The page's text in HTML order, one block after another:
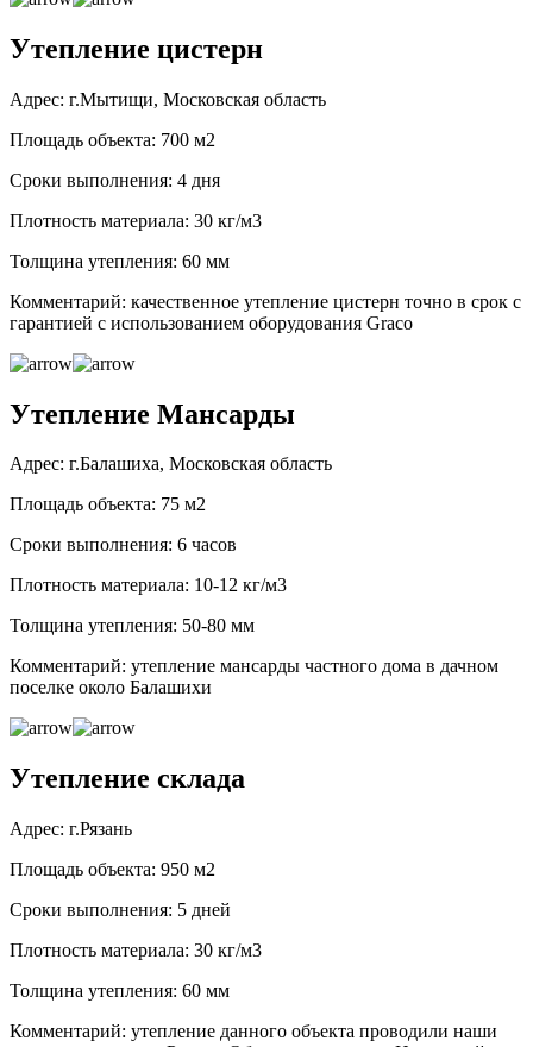
Утепление цистерн
Адрес: г.Мытищи, Московская область
Площадь объекта: 700 м2
Сроки выполнения: 4 дня
Плотность материала: 30 кг/м3
Толщина утепления: 60 мм
Комментарий: качественное утепление цистерн точно в срок с
гарантией с использованием оборудования Graco
Утепление Мансарды
Адрес: г.Балашиха, Московская область
Площадь объекта: 75 м2
Сроки выполнения: 6 часов
Плотность материала: 10-12 кг/м3
Толщина утепления: 50-80 мм
Комментарий: утепление мансарды частного дома в дачном
поселке около Балашихи
Утепление склада
Адрес: г.Рязань
Площадь объекта: 950 м2
Сроки выполнения: 5 дней
Плотность материала: 30 кг/м3
Толщина утепления: 60 мм
Комментарий: утепление данного объекта проводили наши